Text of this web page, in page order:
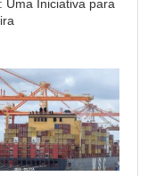
Uma Iniciativa para